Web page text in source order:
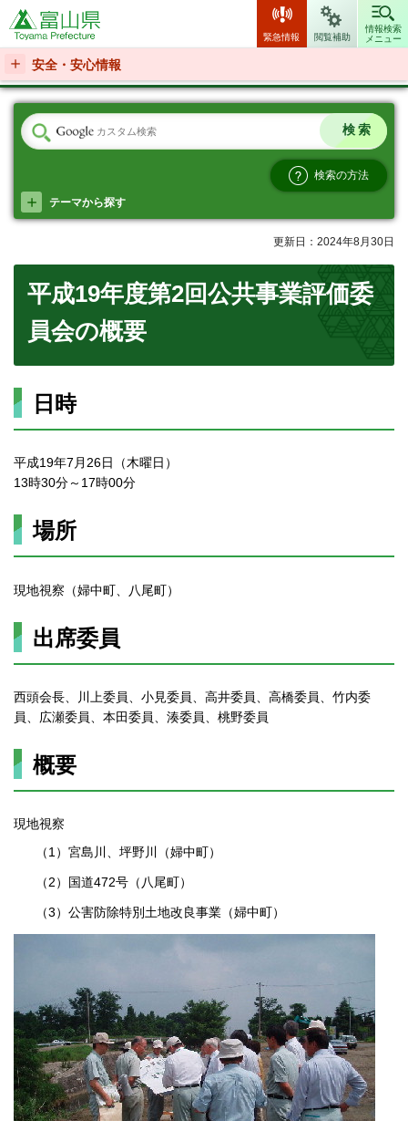
富山県
緊急情報 閲覧補助
情報検索
メニュー
安全・安心情報
検索の方法
テーマから探す
更新日：2024年8月30日
平成19年度第2回公共事業評価委
員会の概要
日時
平成19年7月26日（木曜日）
13時30分～17時00分
場所
現地視察（婦中町、八尾町）
出席委員
西頭会長、川上委員、小見委員、高井委員、高橋委員、竹内委
員、広瀬委員、本田委員、湊委員、桃野委員
概要
現地視察
（1）宮島川、坪野川（婦中町）
（2）国道472号（八尾町）
（3）公害防除特別土地改良事業（婦中町）